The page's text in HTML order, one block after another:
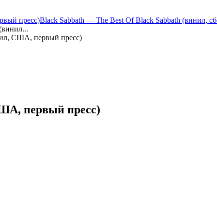
пресс)Black Sabbath — The Best Of Black Sabbath (винил,
США, первый пресс)
первый пресс)